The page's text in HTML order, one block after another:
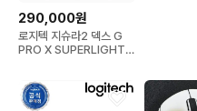
290,000원
로지텍 지슈라2 덱스 G
PRO X SUPERLIGHT 2
드